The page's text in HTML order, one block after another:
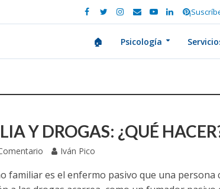
🏠 Psicología
Y DROGAS: ¿QUÉ
Iván Pico
familiar es el enfermo pasivo que una persona